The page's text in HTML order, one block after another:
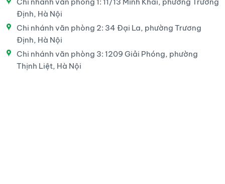
Định, Hà Nội
Chi nhánh văn phòng 2: 34 Đại La, phường Trương
Định, Hà Nội
Chi nhánh văn phòng 3: 1209 Giải Phóng, phường
Thịnh Liệt, Hà Nội